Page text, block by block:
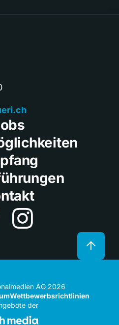
AG 2026
Wettbewerbsrichtlinien
der